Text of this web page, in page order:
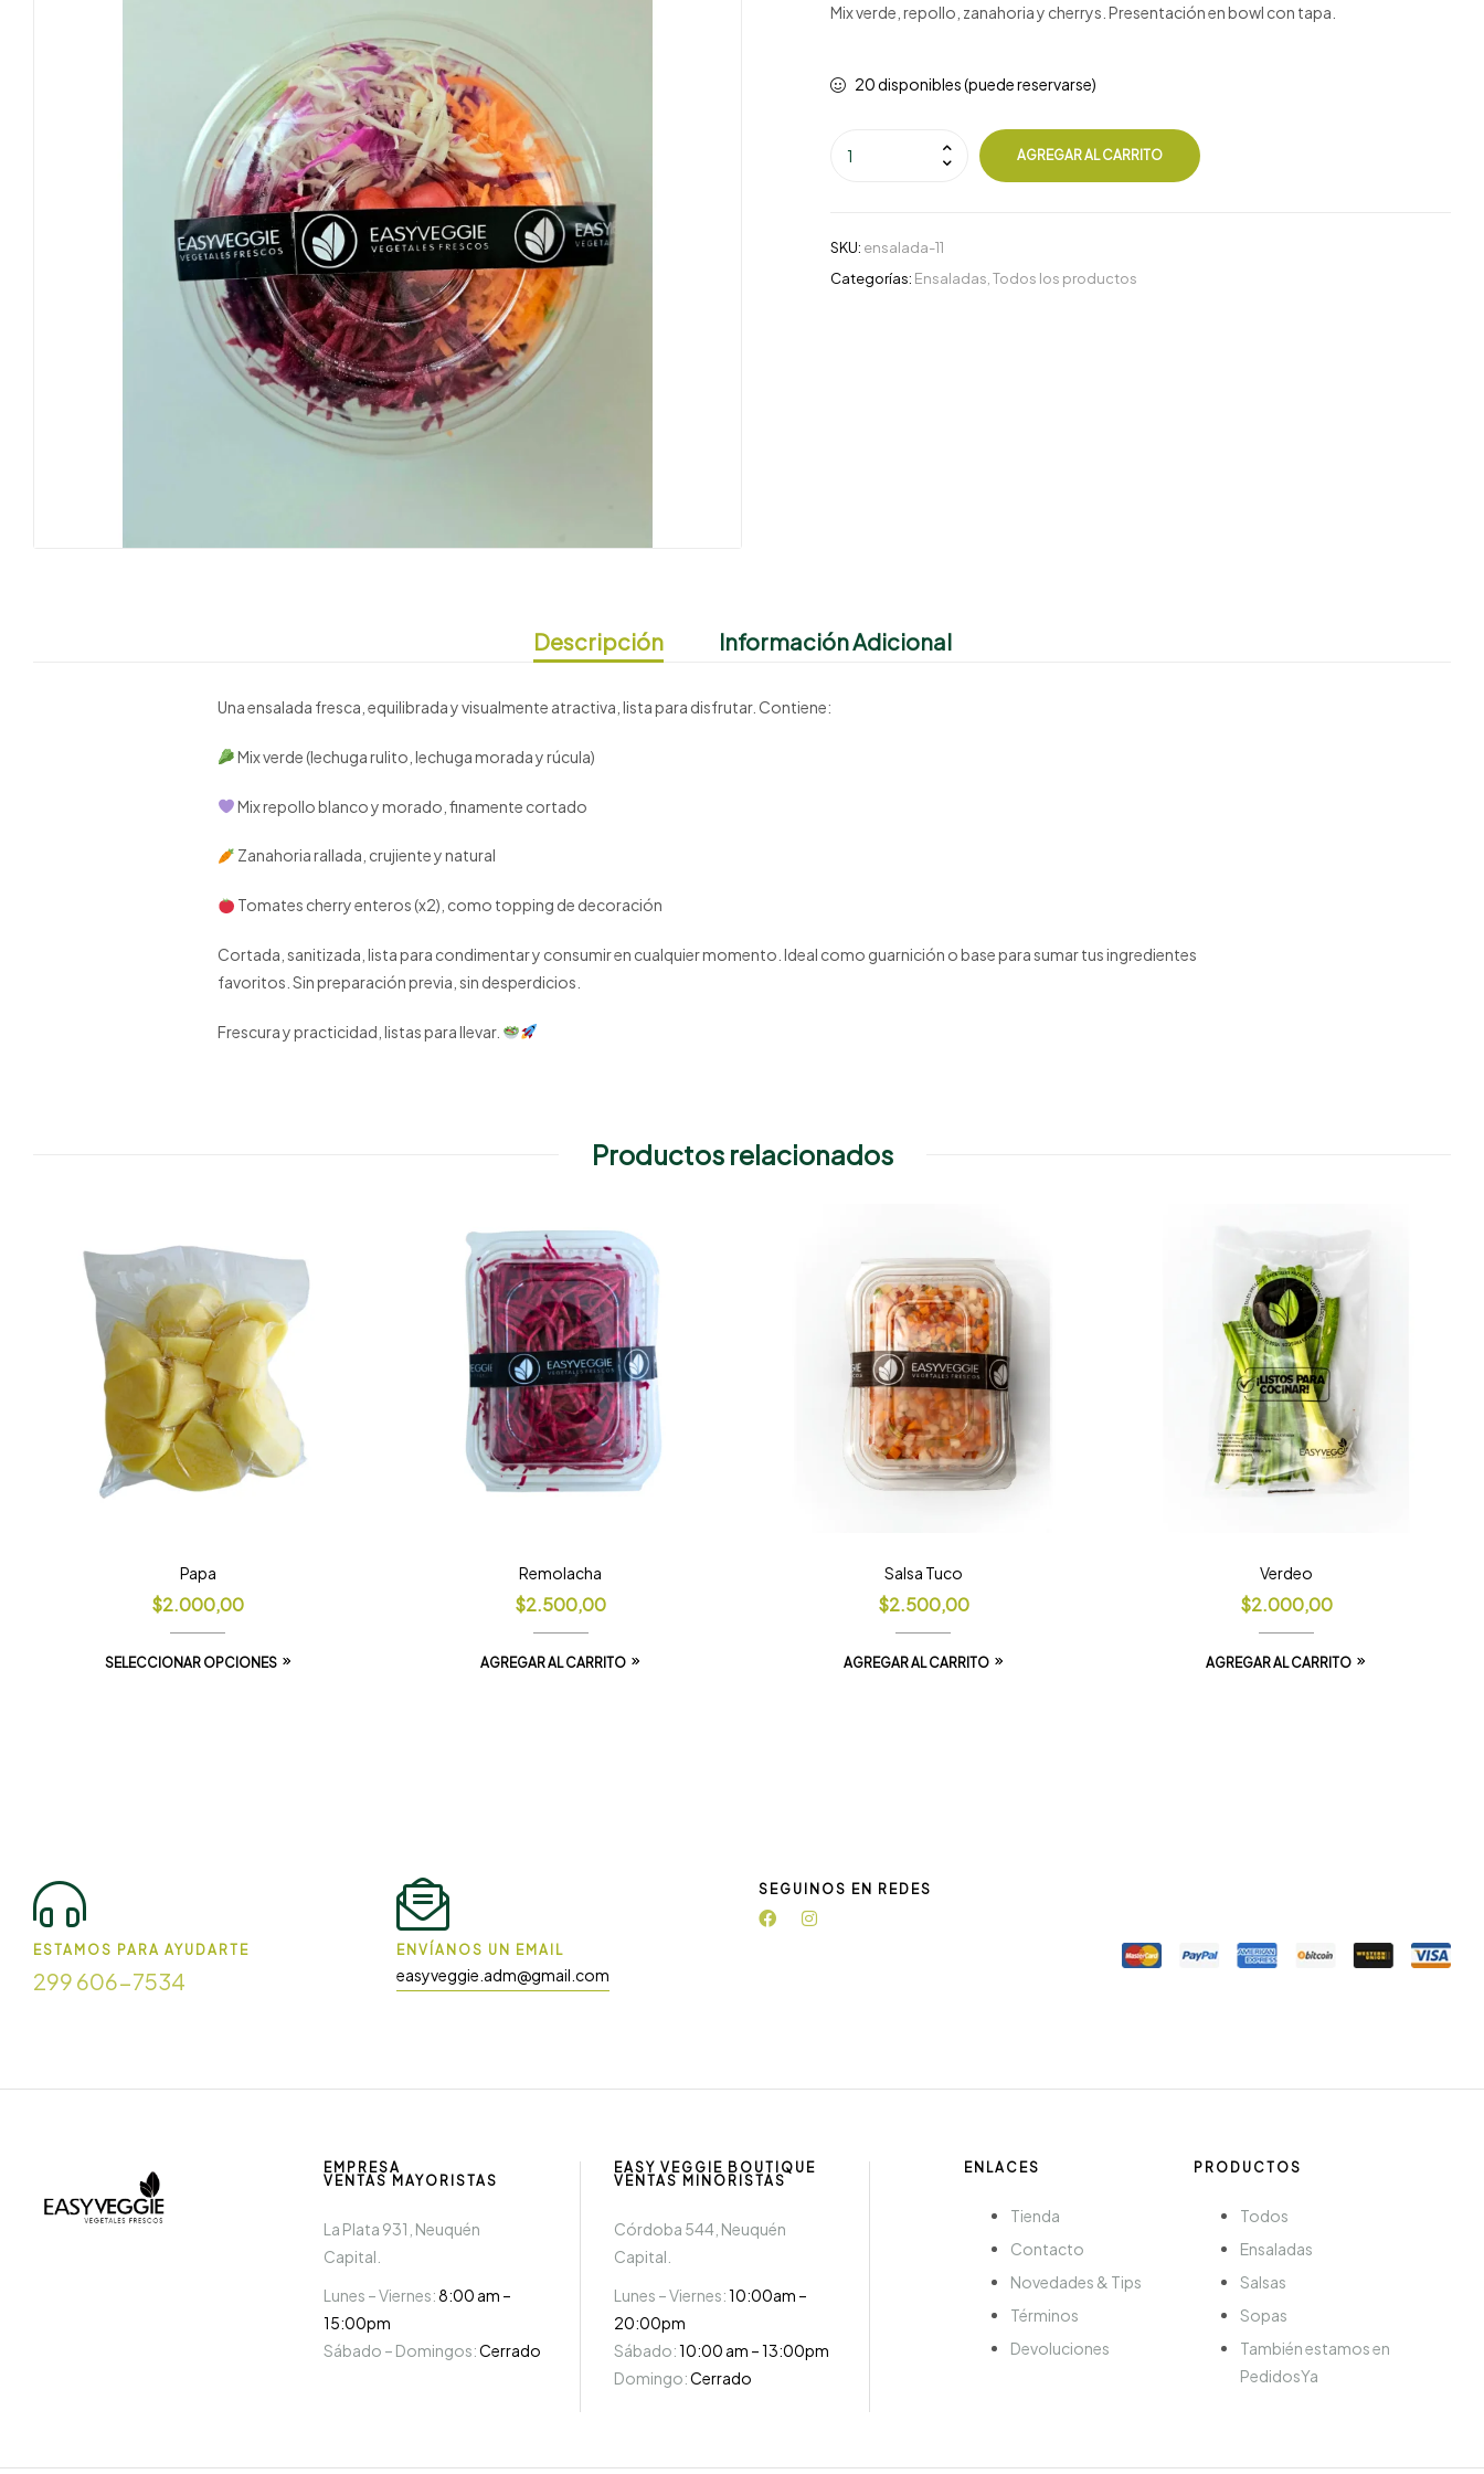
Mix verde, repollo, zanahoria y cherrys. Presentación en bowl con tapa.
20 disponibles (puede reservarse)
AGREGAR AL CARRITO
SKU: ensalada-11
Categorías: Ensaladas,Todos los productos
Descripción Información Adicional
Una ensalada fresca, equilibrada y visualmente atractiva, lista para disfrutar. Contiene:
Mix verde (lechuga rulito, lechuga morada y rúcula)
Mix repollo blanco y morado, finamente cortado
Zanahoria rallada, crujiente y natural
Tomates cherry enteros (x2), como topping de decoración
Cortada, sanitizada, lista para condimentar y consumir en cualquier momento. Ideal como guarnición o base para sumar tus ingredientes
favoritos. Sin preparación previa, sin desperdicios.
Frescura y practicidad, listas para llevar.
Productos relacionados
Papa
$2.000,00
SELECCIONAR OPCIONES
Remolacha
$2.500,00
AGREGAR AL CARRITO
Salsa Tuco
$2.500,00
AGREGAR AL CARRITO
Verdeo
$2.000,00
AGREGAR AL CARRITO
ESTAMOS PARA AYUDARTE
299 606-7534
ENVÍANOS UN EMAIL
easyveggie.adm@gmail.com
SEGUINOS EN REDES
EMPRESA
VENTAS MAYORISTAS
La Plata 931, Neuquén
Capital.
Lunes – Viernes:8:00 am –
15:00pm
Sábado – Domingos:Cerrado
EASY VEGGIE BOUTIQUE
VENTAS MINORISTAS
Córdoba 544, Neuquén
Capital.
Lunes – Viernes:10:00am –
20:00pm
Sábado:10:00 am – 13:00pm
Domingo:Cerrado
ENLACES
Tienda
Contacto
Novedades & Tips
Términos
Devoluciones
PRODUCTOS
Todos
Ensaladas
Salsas
Sopas
También estamos en
PedidosYa